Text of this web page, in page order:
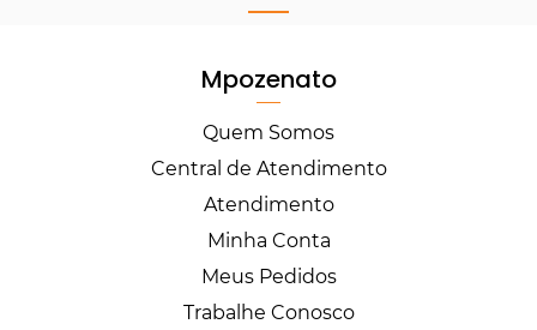
Mpozenato
Quem Somos
Central de Atendimento
Atendimento
Minha Conta
Meus Pedidos
Trabalhe Conosco